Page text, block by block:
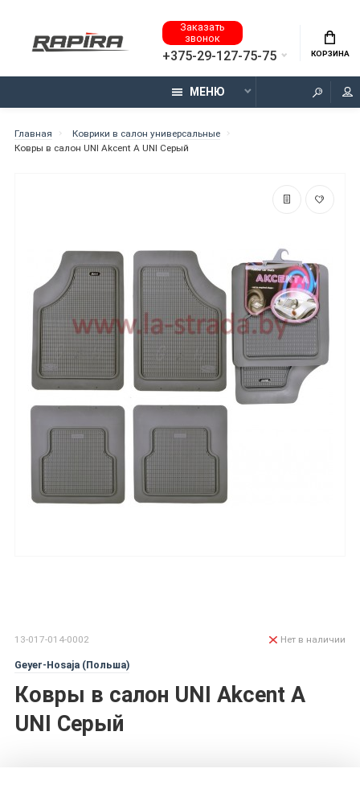
Заказать
звонок
+375-29-127-75-75 КОРЗИНА
МЕНЮ
Главная
Коврики в салон универсальные
Ковры в салон UNI Akcent A UNI Серый
13-017-014-0002
Geyer-Hosaja (Польша)
Ковры в салон UNI Akcent A
UNI Серый
Нет в наличии